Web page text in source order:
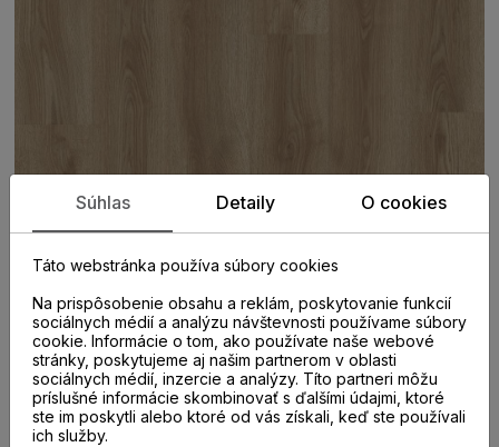
PARAMETRE
Súhlas Detaily O cookies
Táto webstránka používa súbory cookies
Na prispôsobenie obsahu a reklám, poskytovanie funkcií
sociálnych médií a analýzu návštevnosti používame súbory
cookie. Informácie o tom, ako používate naše webové
stránky, poskytujeme aj našim partnerom v oblasti
sociálnych médií, inzercie a analýzy. Títo partneri môžu
príslušné informácie skombinovať s ďalšími údajmi, ktoré
ste im poskytli alebo ktoré od vás získali, keď ste používali
ich služby.